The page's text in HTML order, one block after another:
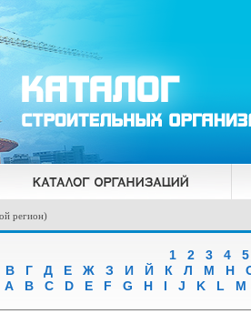
регион)
1 2 3 4
5
В Г Д Е Ж З И Й К Л М Н
A
B C D E F G H I J K L M